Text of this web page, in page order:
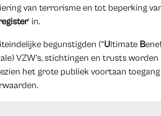
van terrorisme en tot beperking
‘ in.
begunstigden (“Ultimate B
VZW’s, stichtingen en trusts worden
het grote publiek voortaan toegang